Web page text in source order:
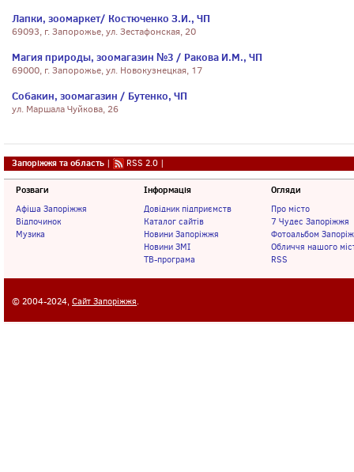
Лапки, зоомаркет/ Костюченко З.И., ЧП
69093, г. Запорожье, ул. Зестафонская, 20
Магия природы, зоомагазин №3 / Ракова И.М., ЧП
69000, г. Запорожье, ул. Новокузнецкая, 17
Собакин, зоомагазин / Бутенко, ЧП
ул. Маршала Чуйкова, 26
Запоріжжя та область | RSS 2.0 |
Розваги
Афіша Запоріжжя
Відпочинок
Музика
Інформація
Довідник підприємств
Каталог сайтів
Новини Запоріжжя
Новини ЗМІ
ТВ-програма
Огляди
Про місто
7 Чудес Запоріжжя
Фотоальбом
Обличчя нашого
RSS
© 2004-2024, Сайт Запоріжжя.